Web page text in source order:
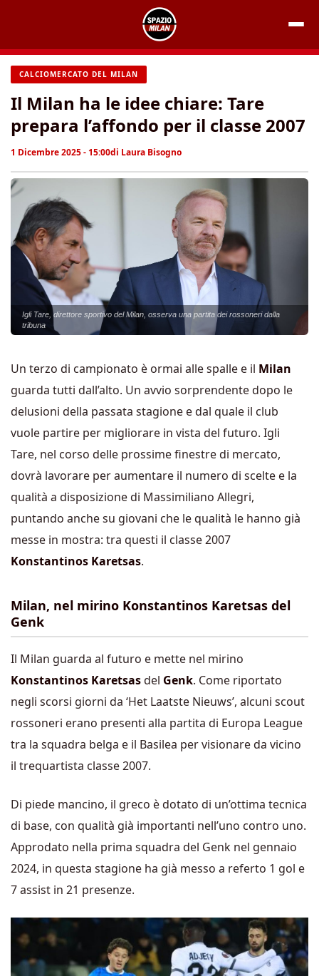
contenuto
CALCIOMERCATO DEL MILAN
Il Milan ha le idee chiare: Tare
prepara l’affondo per il classe 2007
1 Dicembre 2025 - 15:00di Laura Bisogno
Igli Tare, direttore sportivo del Milan, osserva una partita dei rossoneri dalla
tribuna
Un terzo di campionato è ormai alle spalle e il Milan
guarda tutti dall’alto. Un avvio sorprendente dopo le
delusioni della passata stagione e dal quale il club
vuole partire per migliorare in vista del futuro. Igli
Tare, nel corso delle prossime finestre di mercato,
dovrà lavorare per aumentare il numero di scelte e la
qualità a disposizione di Massimiliano Allegri,
puntando anche su giovani che le qualità le hanno già
messe in mostra: tra questi il classe 2007
Konstantinos Karetsas.
Milan, nel mirino Konstantinos Karetsas del
Genk
Il Milan guarda al futuro e mette nel mirino
Konstantinos Karetsasdel Genk. Come riportato
negli scorsi giorni da ‘Het Laatste Nieuws’, alcuni scout
rossoneri erano presenti alla partita di Europa League
tra la squadra belga e il Basilea per visionare da vicino
il trequartista classe 2007.
Di piede mancino, il greco è dotato di un’ottima tecnica
di base, con qualità già importanti nell’uno contro uno.
Approdato nella prima squadra del Genk nel gennaio
2024, in questa stagione ha già messo a referto 1 gol e
7 assist in 21 presenze.